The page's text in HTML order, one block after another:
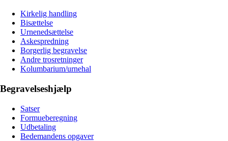
Kirkelig handling
Bisættelse
Urnenedsættelse
Askespredning
Borgerlig begravelse
Andre trosretninger
Kolumbarium/urnehal
Begravelseshjælp
Satser
Formueberegning
Udbetaling
Bedemandens opgaver